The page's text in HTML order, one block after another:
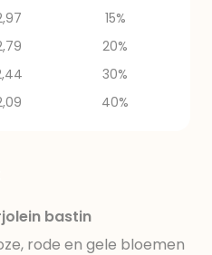
15%
20%
30%
40%
bastin
rode en gele bloemen